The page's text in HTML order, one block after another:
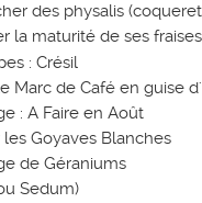
des physalis
la maturité de ses
: Crésil
Marc de Café en guise
: A Faire en Août
Goyaves Blanches
de Géraniums
Sedum)